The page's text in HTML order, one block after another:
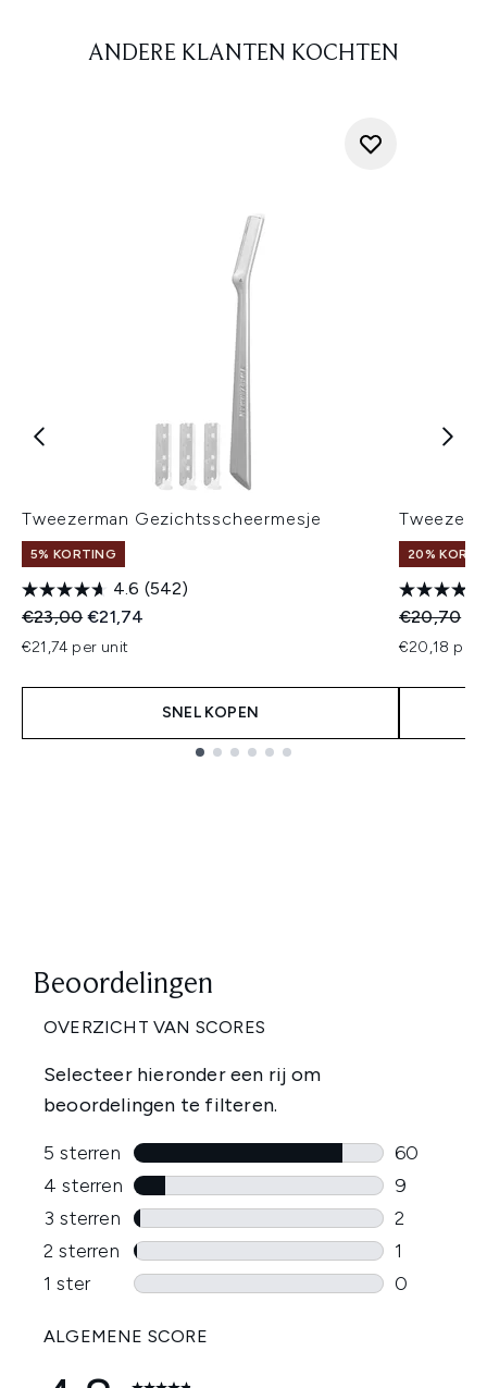
ANDERE KLANTEN KOCHTEN
Tweezerman Gezichtsscheermesje
5% KORTING
4.6 (542)
Recommended Retail Price:
€23,00Huidige prijs:
€21,74
€21,74 per unit
SNEL KOPEN
20%
€20,70
€20,18 per